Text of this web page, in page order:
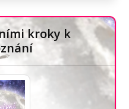
kroky k